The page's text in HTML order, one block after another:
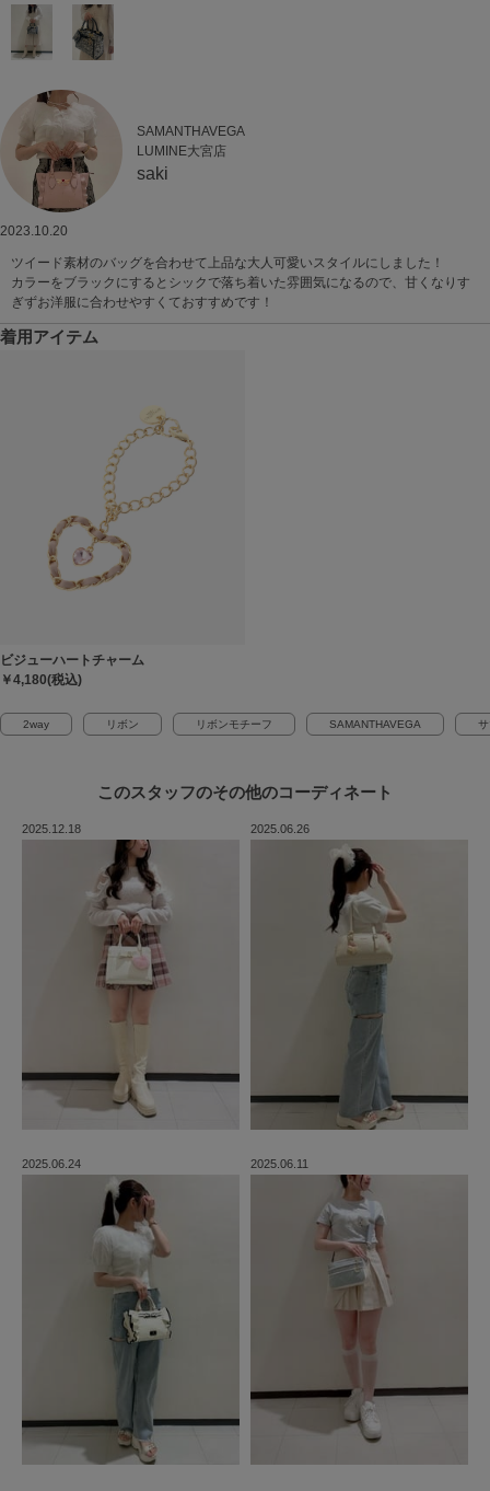
SAMANTHAVEGA
LUMINE大宮店
saki
2023.10.20
ツイード素材のバッグを合わせて上品な大人可愛いスタイルにしました！
カラーをブラックにするとシックで落ち着いた雰囲気になるので、甘くなりす
ぎずお洋服に合わせやすくておすすめです！
着用アイテム
ビジューハートチャーム
￥4,180(税込)
2way リボン リボンモチーフ SAMANTHAVEGA
このスタッフのその他のコーディネート
2025.12.18 2025.06.26
2025.06.24 2025.06.11